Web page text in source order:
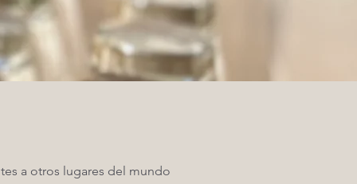
a otros lugares del mundo